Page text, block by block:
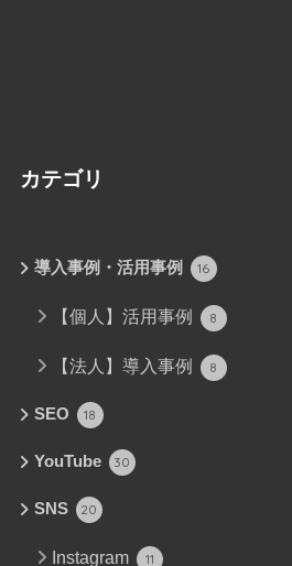
カテゴリ
導入事例・活用事例 16
【個人】活用事例 8
【法人】導入事例 8
SEO 18
YouTube 30
SNS 20
Instagram 11